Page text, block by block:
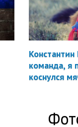
Константин
команда, я
коснулся